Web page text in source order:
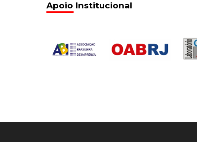
Apoio Institucional